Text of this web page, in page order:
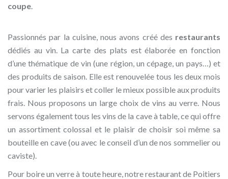
coupe.
Passionnés par la cuisine, nous avons créé des restaurants
dédiés au vin. La carte des plats est élaborée en fonction
d’une thématique de vin (une région, un cépage, un pays…) et
des produits de saison. Elle est renouvelée tous les deux mois
pour varier les plaisirs et coller le mieux possible aux produits
frais. Nous proposons un large choix de vins au verre. Nous
servons également tous les vins de la cave à table, ce qui offre
un assortiment colossal et le plaisir de choisir soi même sa
bouteille en cave (ou avec le conseil d’un de nos sommelier ou
caviste).
Pour boire un verre à toute heure, notre restaurant de Poitiers